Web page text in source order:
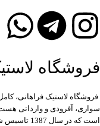
فروشگاه
فروشگاه لاستیک فراهانی،
سواری، آفرودی و وارداتی
است که در